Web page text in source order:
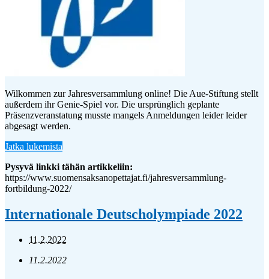
Wilkommen zur Jahresversammlung online! Die Aue-Stiftung stellt
außerdem ihr Genie-Spiel vor. Die ursprünglich geplante
Präsenzveranstatung musste mangels Anmeldungen leider leider
abgesagt werden.
Jatka lukemista
Pysyvä linkki tähän artikkeliin:
https://www.suomensaksanopettajat.fi/jahresversammlung-
fortbildung-2022/
Internationale Deutscholympiade 2022
11.2.2022
11.2.2022